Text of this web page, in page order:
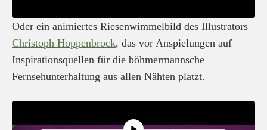
Oder ein animiertes Riesenwimmelbild des Illustrators
Christoph Hoppenbrock, das vor Anspielungen auf
Inspirationsquellen für die böhmermannsche
Fernsehunterhaltung aus allen Nähten platzt.